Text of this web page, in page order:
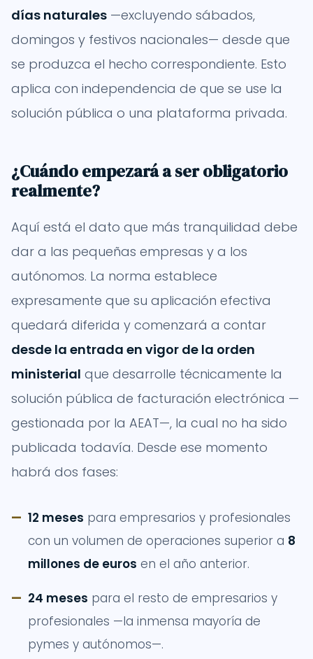
días naturales —excluyendo sábados,
domingos y festivos nacionales— desde que
se produzca el hecho correspondiente. Esto
aplica con independencia de que se use la
solución pública o una plataforma privada.
¿Cuándo empezará a ser obligatorio
realmente?
Aquí está el dato que más tranquilidad debe
dar a las pequeñas empresas y a los
autónomos. La norma establece
expresamente que su aplicación efectiva
quedará diferida y comenzará a contar
desde la entrada en vigor de la orden
ministerial que desarrolle técnicamente la
solución pública de facturación electrónica —
gestionada por la AEAT—, la cual no ha sido
publicada todavía. Desde ese momento
habrá dos fases:
12 meses para empresarios y profesionales
con un volumen de operaciones superior a 8
millones de euros en el año anterior.
24 meses para el resto de empresarios y
profesionales —la inmensa mayoría de
pymes y autónomos—.